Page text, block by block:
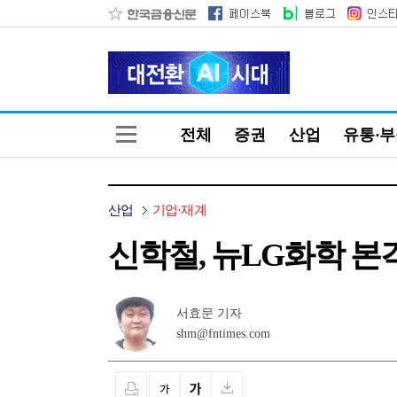
전체 증권 산업 유통·
산업 기업·재계
신학철, 뉴LG화학
서효문 기자
shm@fntimes.com